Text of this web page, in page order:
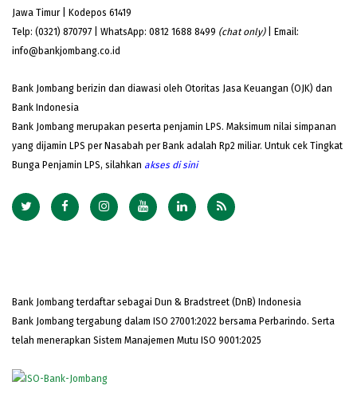
Jawa Timur | Kodepos 61419
Telp: (0321) 870797 | WhatsApp: 0812 1688 8499 (chat only)| Email:
info@bankjombang.co.id
Bank Jombang berizin dan diawasi oleh Otoritas Jasa Keuangan (OJK) dan
Bank Indonesia
Bank Jombang merupakan peserta penjamin LPS. Maksimum nilai simpanan
yang dijamin LPS per Nasabah per Bank adalah Rp2 miliar. Untuk cek Tingkat
Bunga Penjamin LPS, silahkan akses di sini
Bank Jombang terdaftar sebagai Dun & Bradstreet (DnB) Indonesia
Bank Jombang tergabung dalam ISO 27001:2022 bersama Perbarindo. Serta
telah menerapkan Sistem Manajemen Mutu ISO 9001:2025